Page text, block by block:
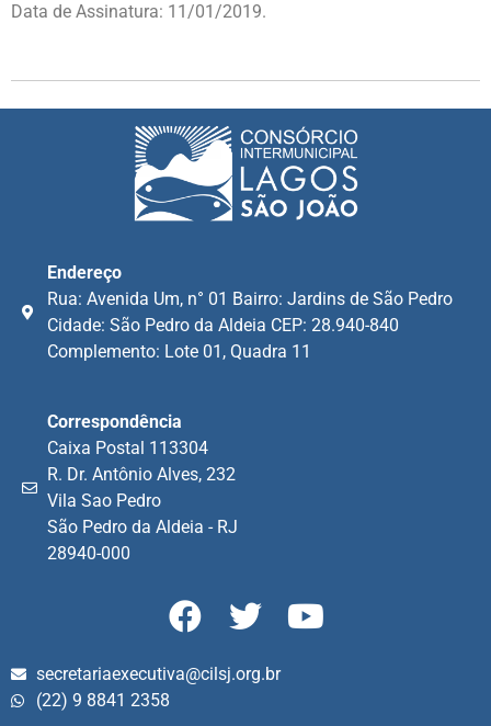
Data de Assinatura: 11/01/2019.
Endereço
Rua: Avenida Um, n° 01 Bairro: Jardins de São Pedro
Cidade: São Pedro da Aldeia CEP: 28.940-840
Complemento: Lote 01, Quadra 11
Correspondência
Caixa Postal 113304
R. Dr. Antônio Alves, 232
Vila Sao Pedro
São Pedro da Aldeia - RJ
28940-000
secretariaexecutiva@cilsj.org.br
(22) 9 8841 2358